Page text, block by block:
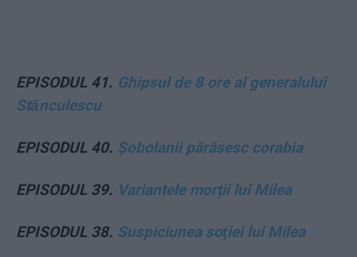
EPISODUL 41. Ghipsul de 8 ore al generalului
Stănculescu
EPISODUL 40. Șobolanii părăsesc corabia
EPISODUL 39. Variantele morții lui Milea
EPISODUL 38. Suspiciunea soţiei lui Milea